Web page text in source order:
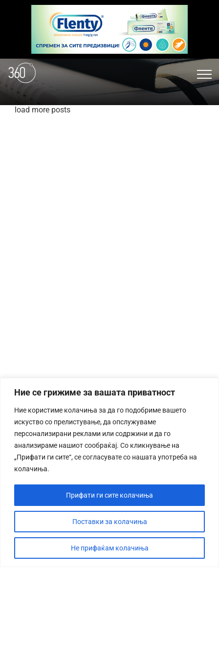
Ние се грижиме за вашата приватност
Ние користиме колачиња за да го подобриме вашето
искуство со прелистување, да опслужуваме
персонализирани реклами или содржини и да го
анализираме нашиот сообраќај. Со кликнување на
„Прифати ги сите“, се согласувате со нашата употреба на
колачиња.
Поставки за колачиња
Не прифаќам колачиња
Прифати ги сите колачиња
load more posts
СТОРИЈА
ДЕБАТА